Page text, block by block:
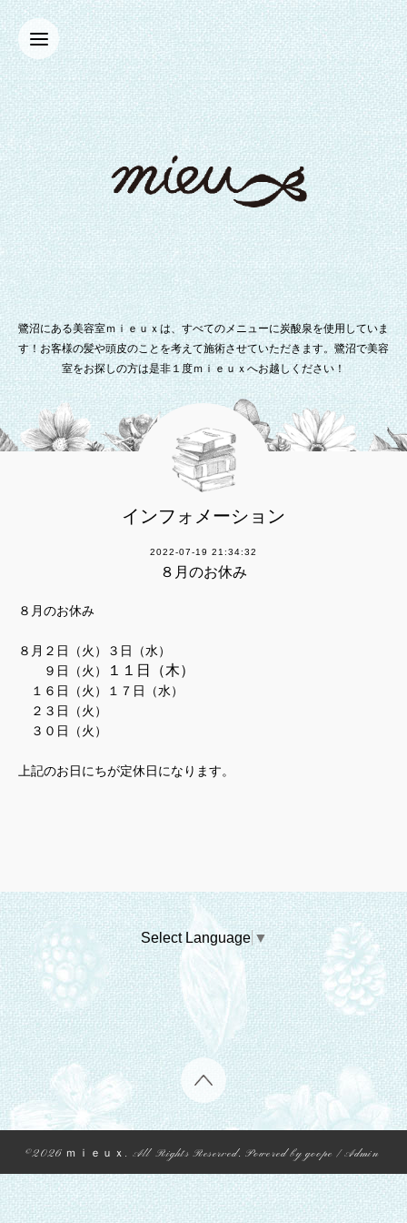
鷺沼にある美容室ｍｉｅｕｘは、すべてのメニューに炭酸泉を使用していま
す！お客様の髪や頭皮のことを考えて施術させていただきます。鷺沼で美容
室をお探しの方は是非１度ｍｉｅｕｘへお越しください！
インフォメーション
2022-07-19 21:34:32
８月のお休み
８月のお休み
８月２日（火）３日（水）
９日（火）
１１日（木）
１６日（火）１７日（水）
２３日（火）
３０日（火）
上記のお日にちが定休日になります。
Select Language ▼
©2026 ｍｉｅｕｘ. All Rights Reserved. Powered bygoope /Admin